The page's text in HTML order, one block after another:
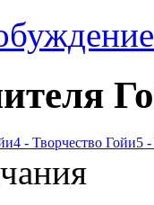
4 - Творчество Гойи5